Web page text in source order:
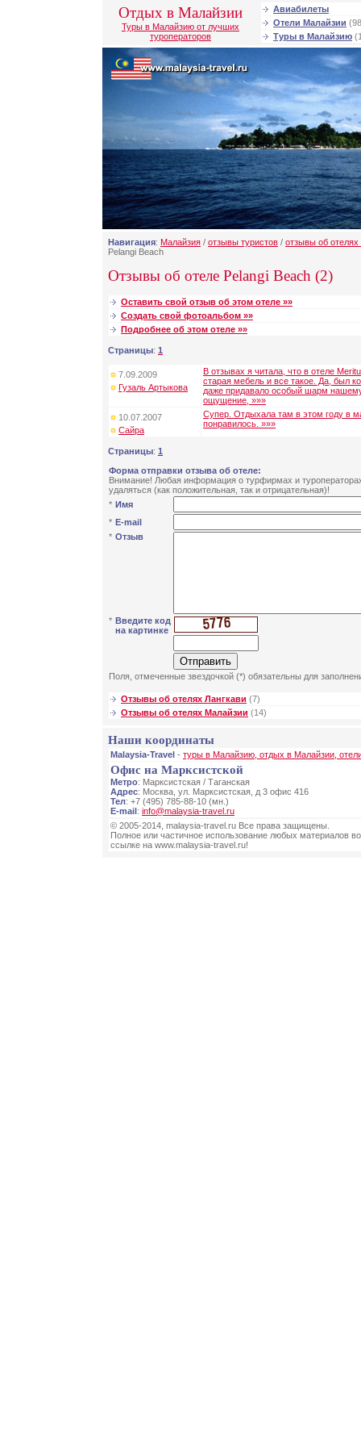
Отдых в Малайзии
Туры в Малайзию от лучших
туроператоров
Авиабилеты
Отели Малайзии
Туры в Малайзию
Навигация: Малайзия / отзывы туристов / отзывы об отелях
Pelangi Beach
Отзывы об отеле Pelangi Beach (2)
Оставить свой отзыв об этом отеле »»
Создать свой фотоальбом »»
Подробнее об этом отеле »»
Страницы: 1
7.09.2009
Гузаль Артыкова
В отзывах я читала, что в отеле
старая мебель и все такое. Да, был
даже придавало особый шарм
ощущение, »»»
10.07.2007
Сайра
Супер. Отдыхала там в этом году в
понравилось. »»»
Страницы: 1
Форма отправки отзыва об отеле:
Внимание! Любая информация о турфирмах и
удаляться (как положительная, так и отрицательная)!
* Имя
* E-mail
* Отзыв
* Введите код
на картинке
Поля, отмеченные звездочкой (*) обязательны для
Отзывы об отелях Лангкави (7)
Отзывы об отелях Малайзии (14)
Наши координаты
Malaysia-Travel - туры в Малайзию, отдых в Малайзии,
Офис на Марксистской
Метро: Марксистская / Таганская
Адрес: Москва, ул. Марксистская, д 3 офис 416
Тел: +7 (495) 785-88-10 (мн.)
E-mail: info@malaysia-travel.ru
© 2005-2014, malaysia-travel.ru Все права защищены.
Полное или частичное использование любых материалов
ссылке на www.malaysia-travel.ru!